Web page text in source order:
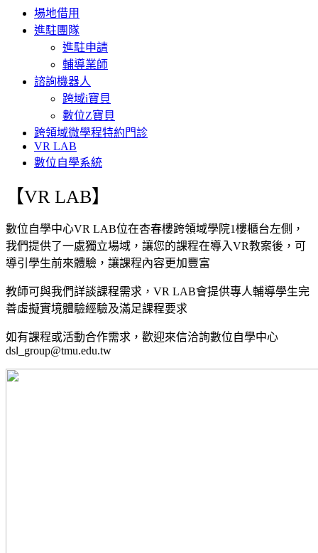
場地借用
進駐團隊
進駐申請
輔導業師
諮詢機器人
跨域i寶貝
數位Z寶貝
跨領域微學程特約門診
VR LAB
數位自學系統
【VR LAB】
數位自學中心VR LAB位在杏春樓跨領域學院1樓櫃台左側，
我們提供了一處獨立場域，讓您的課程在導入VR教案後，可
導引學生前來體驗，讓課程內容更加豐富
教師可與我們詳談課程需求，VR LAB會提供專人輔導學生完
善虛擬實境體驗經驗及滿足課程要求
如有課程或活動合作需求，歡迎來信洽詢數位自學中心
dsl_group@tmu.edu.tw